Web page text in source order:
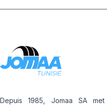
Depuis 1985, Jomaa SA